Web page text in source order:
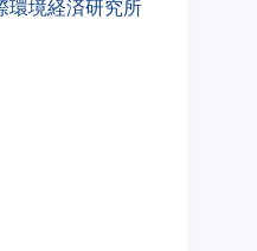
環境経済研究所